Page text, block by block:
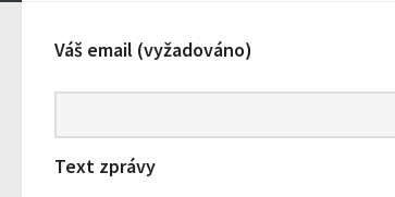
Váš email (vyžadováno)
Text zprávy